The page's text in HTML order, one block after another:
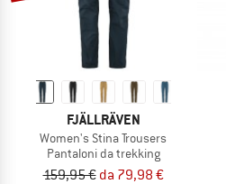
FJÄLLRÄVEN
Women's Stina Trousers
Pantaloni da trekking
159,95 € da 79,98 €